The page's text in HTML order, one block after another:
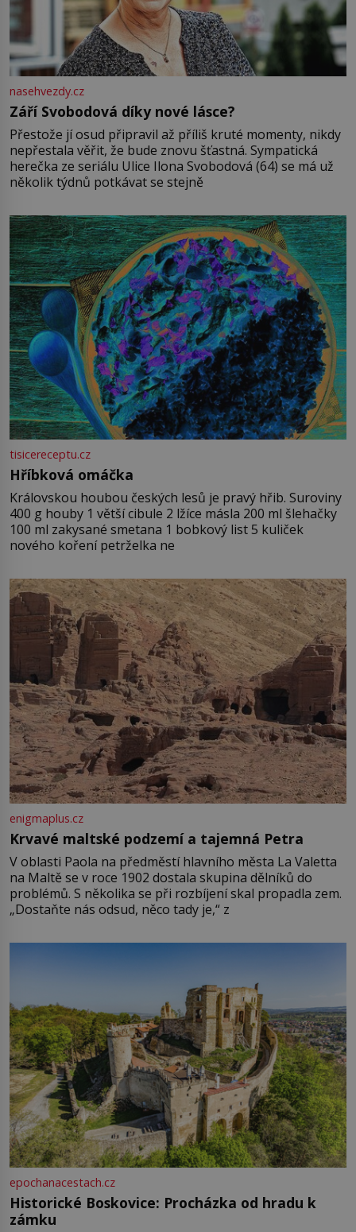
nasehvezdy.cz
Září Svobodová díky nové lásce?
Přestože jí osud připravil až příliš kruté momenty, nikdy
nepřestala věřit, že bude znovu šťastná. Sympatická
herečka ze seriálu Ulice Ilona Svobodová (64) se má už
několik týdnů potkávat se stejně
tisicereceptu.cz
Hříbková omáčka
Královskou houbou českých lesů je pravý hřib. Suroviny
400 g houby 1 větší cibule 2 lžíce másla 200 ml šlehačky
100 ml zakysané smetana 1 bobkový list 5 kuliček
nového koření petrželka ne
enigmaplus.cz
Krvavé maltské podzemí a tajemná Petra
V oblasti Paola na předměstí hlavního města La Valetta
na Maltě se v roce 1902 dostala skupina dělníků do
problémů. S několika se při rozbíjení skal propadla zem.
„Dostaňte nás odsud, něco tady je,“ z
epochanacestach.cz
Historické Boskovice: Procházka od hradu k
zámku